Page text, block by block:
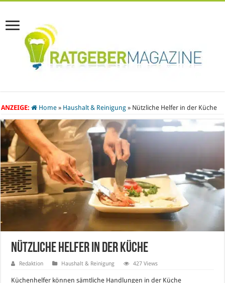
ANZEIGE: Home » Haushalt & Reinigung » Nützliche Helfer in der Küche
Nützliche Helfer in der Küche
Redaktion Haushalt & Reinigung 427 Views
Küchenhelfer können sämtliche Handlungen in der Küche